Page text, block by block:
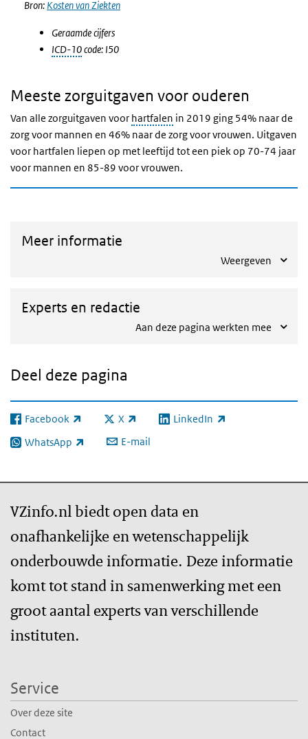
Bron: Kosten van Ziekten
Geraamde cijfers
ICD-10code: I50
Meeste zorguitgaven voor ouderen
Van alle zorguitgaven voor hartfalen in 2019 ging 54% naar de
zorg voor mannen en 46% naar de zorg voor vrouwen. Uitgaven
voor hartfalen liepen op met leeftijd tot een piek op 70-74 jaar
voor mannen en 85-89 voor vrouwen.
Meer informatie
Weergeven
Experts en redactie
Aan deze pagina werkten mee
Deel deze pagina
Facebook
(externe link) X
(externe link) LinkedIn
(externe link)
WhatsApp
(externe link) E-mail
VZinfo.nl biedt open data en
onafhankelijke en wetenschappelijk
onderbouwde informatie. Deze informatie
komt tot stand in samenwerking met een
groot aantal experts van verschillende
instituten.
Service
Over deze site
Contact